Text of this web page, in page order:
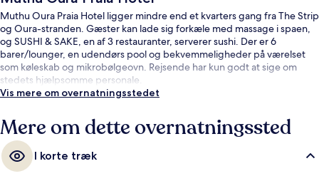
Muthu Oura Praia Hotel ligger mindre end et kvarters gang fra The Strip
og Oura-stranden. Gæster kan lade sig forkæle med massage i spaen,
og SUSHI & SAKE, en af 3 restauranter, serverer sushi. Der er 6
barer/lounger, en udendørs pool og bekvemmeligheder på værelset
som køleskab og mikrobølgeovn. Rejsende har kun godt at sige om
stedets hjælpsomme personale.
Vis mere om overnatningsstedet
Mere om dette overnatningssted
I korte træk